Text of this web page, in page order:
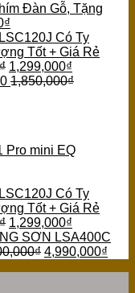
Đàn Gỗ, Tặng
₫
Có Ty
Tốt + Giá Rẻ
₫ 1,299,000₫
1,850,000₫
Pro mini EQ
Có Ty
Tốt + Giá Rẻ
₫ 1,299,000₫
SƠN LSA400C
₫ 4,990,000₫